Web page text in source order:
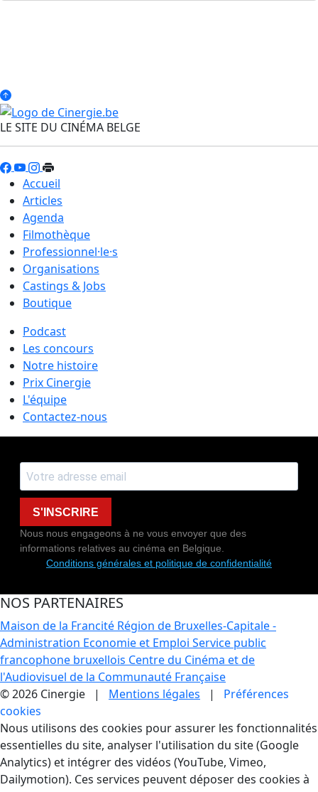
LE SITE DU CINÉMA BELGE
Accueil
Articles
Agenda
Filmothèque
Professionnel·le·s
Organisations
Castings & Jobs
Boutique
Podcast
Les concours
Notre histoire
Prix Cinergie
L'équipe
Contactez-nous
S'INSCRIRE
Nous nous engageons à ne vous envoyer que des
informations relatives au cinéma en Belgique.
Conditions générales et politique de confidentialité
NOS PARTENAIRES
Maison de la Francité Région de Bruxelles-Capitale -
Administration Economie et Emploi Service public
francophone bruxellois Centre du Cinéma et de
l'Audiovisuel de la Communauté Française
© 2026 Cinergie | Mentions légales | Préférences
cookies
Gestion des Cookies
Nous utilisons des cookies pour assurer les fonctionnalités
essentielles du site, analyser l'utilisation du site (Google
Analytics) et intégrer des vidéos (YouTube, Vimeo,
Dailymotion). Ces services peuvent déposer des cookies à